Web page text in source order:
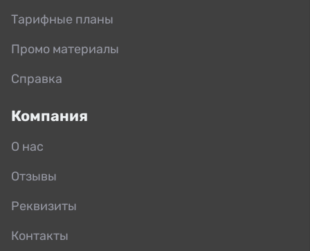
Тарифные планы
Промо материалы
Справка
Компания
О нас
Отзывы
Реквизиты
Контакты